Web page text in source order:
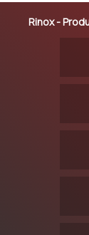
Rinox -